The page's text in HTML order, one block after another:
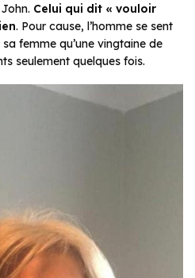
Celui qui dit « vouloir
. Pour cause, l’homme se sent
femme qu’une vingtaine de
seulement quelques fois.